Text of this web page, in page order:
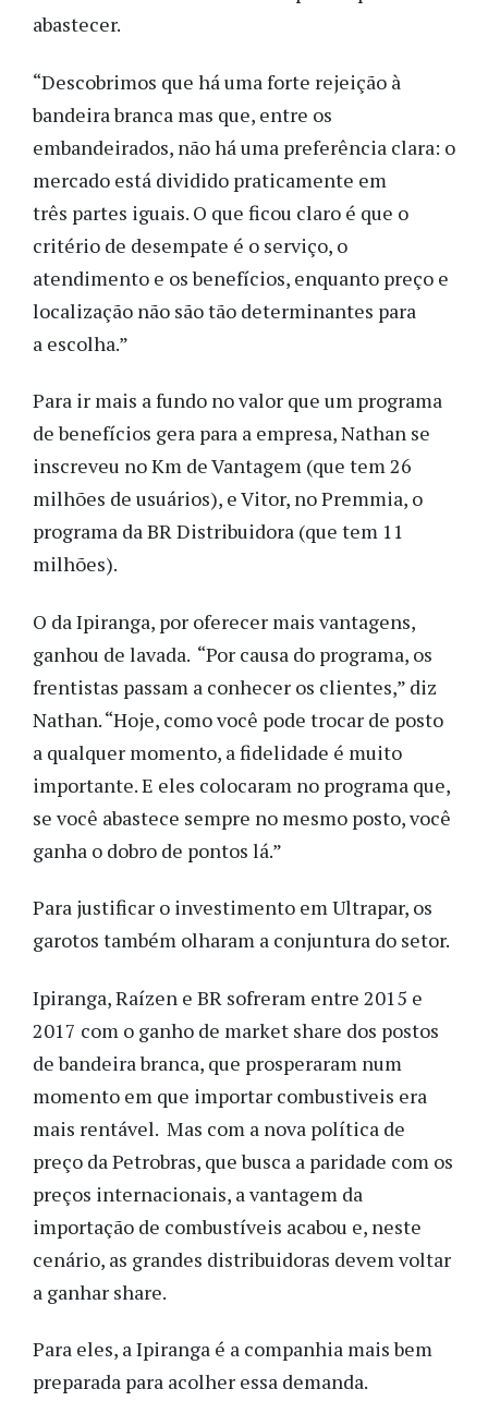
abastecer.
“Descobrimos que há uma forte rejeição à
bandeira branca mas que, entre os
embandeirados, não há uma preferência clara: o
mercado está dividido praticamente em
três partes iguais. O que ficou claro é que o
critério de desempate é o serviço, o
atendimento e os benefícios, enquanto preço e
localização não são tão determinantes para
a escolha.”
Para ir mais a fundo no valor que um programa
de benefícios gera para a empresa, Nathan se
inscreveu no Km de Vantagem (que tem 26
milhões de usuários), e Vitor, no Premmia, o
programa da BR Distribuidora (que tem 11
milhões).
O da Ipiranga, por oferecer mais vantagens,
ganhou de lavada. “Por causa do programa, os
frentistas passam a conhecer os clientes,” diz
Nathan. “Hoje, como você pode trocar de posto
a qualquer momento, a fidelidade é muito
importante. E eles colocaram no programa que,
se você abastece sempre no mesmo posto, você
ganha o dobro de pontos lá.”
Para justificar o investimento em Ultrapar, os
garotos também olharam a conjuntura do setor.
Ipiranga, Raízen e BR sofreram entre 2015 e
2017 com o ganho de market share dos postos
de bandeira branca, que prosperaram num
momento em que importar combustiveis era
mais rentável. Mas com a nova política de
preço da Petrobras, que busca a paridade com os
preços internacionais, a vantagem da
importação de combustíveis acabou e, neste
cenário, as grandes distribuidoras devem voltar
a ganhar share.
Para eles, a Ipiranga é a companhia mais bem
preparada para acolher essa demanda.